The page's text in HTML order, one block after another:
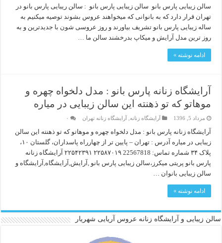
سالن زیبایی پارس بانو سالن زیبایی پارس بانو : سالن ریبایی پارس بانو در
تهران قرار دارد که به بانوانی که میخواهند عروس بشوند توصیه میکنیم به
ساله زیبایی پارس بانو تشریف بیاورند و روز عروسی شون با جدیدترین و به
روز ترین مدل آرایش و میکاپ بدرخشند سالن ما …
ادامه نوشته »
آرایشگاه زنانه پارس بانو : مدل دلخواه چهره و
موهاتو که تو ذهنته این سالن زیبایی در میاره
مرداد 5, 1396 آرایشگاه زنانه, آرایشگاه زنانه تهران ۰
آرایشگاه زنانه پارس بانو : مدل دلخواه چهره و موهاتو که تو ذهنته این سالن
زیبایی در میاره آدرس : تهران – پایین تر از چهارراه پاسداران، گلستان ۱۰،
پلاک ۳۴ شماره تماس: 22567818 ۲۲۵۸۷۰۱۹ ۲۲۵۴۲۳۹۱ آرایشگاه زنانه
پارس بانو پریتی میکرز،سالن زیبایی پارس بانو ,آرایش,آرایشگاه,آرایشگاه و
سالن زیبایی بانوان …
ادامه نوشته »
سالن زیبایی و آرایشگاه زنانه عروس آریایی شهریار